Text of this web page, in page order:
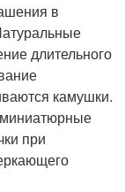
в
длительного
камушки.
при